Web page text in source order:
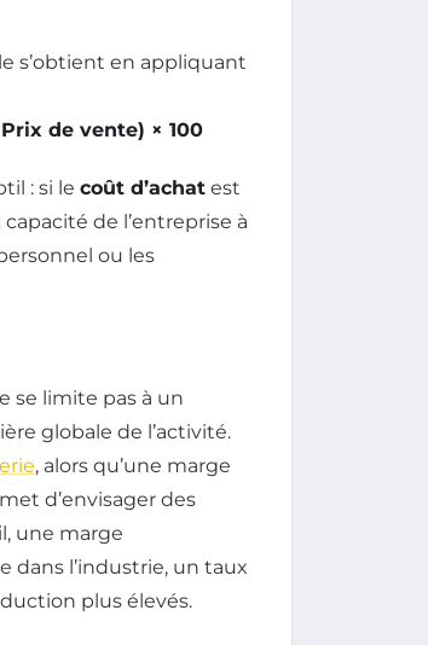
s’obtient en appliquant
de vente) × 100
: si le coût d’achat est
de l’entreprise à
ou les
se limite pas à un
globale de l’activité.
, alors qu’une marge
d’envisager des
une marge
dans l’industrie, un taux
plus élevés.